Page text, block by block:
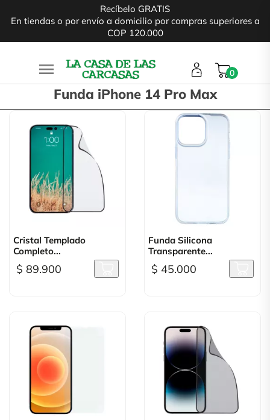
Recíbelo GRATIS
En tiendas o por envío a domicilio por compras superiores a
COP 120.000
 0
Funda iPhone 14 Pro Max
Cristal Templado
Completo...
$ 89.900
Funda Silicona
Transparente...
$ 45.000